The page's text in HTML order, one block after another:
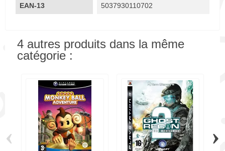
EAN-13 5037930110702
4 autres produits dans la même
catégorie :
‹ ›